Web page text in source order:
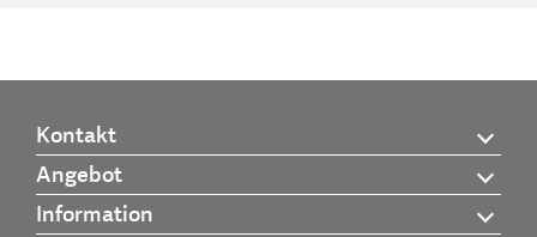
Kontakt
Angebot
Information